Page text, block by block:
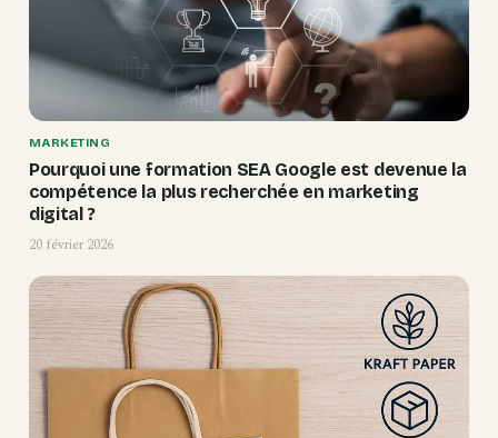
MARKETING
Pourquoi une formation SEA Google est devenue la
compétence la plus recherchée en marketing
digital ?
20 février 2026